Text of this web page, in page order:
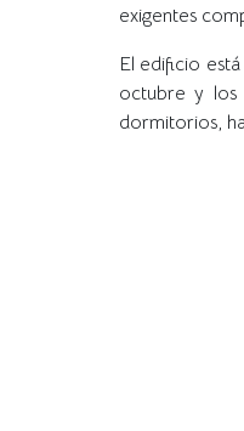
exigentes
El edificio
octubre y los
dormitorios,